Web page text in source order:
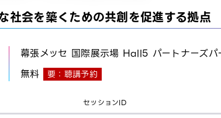
社会を築くための共創を促進する拠点
幕張メッセ 国際展示場 Hall5 パートナーズパ
無料 要：聴講予約
セッションID